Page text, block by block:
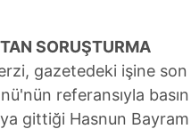
SORUŞTURMA
gazetedeki işine
referansıyla basın
gittiği Hasnun